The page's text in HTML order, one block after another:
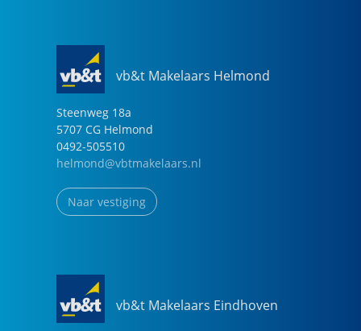
vb&t Makelaars Helmond
Steenweg 18a
5707 CG Helmond
0492-505510
helmond@vbtmakelaars.nl
Naar vestiging
vb&t Makelaars Eindhoven